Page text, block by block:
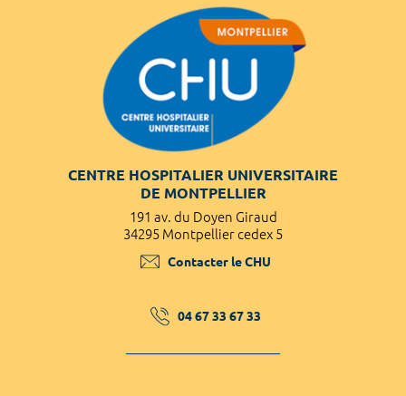
CENTRE HOSPITALIER UNIVERSITAIRE
DE MONTPELLIER
191 av. du Doyen Giraud
34295 Montpellier cedex 5
Contacter le CHU
04 67 33 67 33